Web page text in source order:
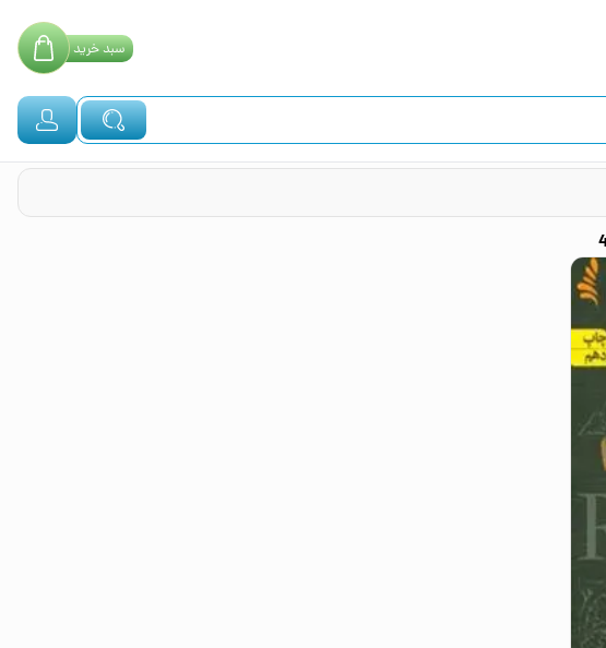
سبدخرید